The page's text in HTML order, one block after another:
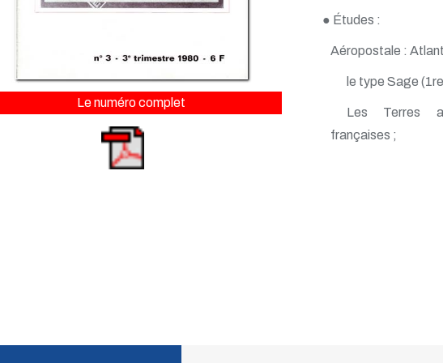
Le numéro complet
● Études :
Aéropostale :
le type Sage
Les Terres
françaises ;